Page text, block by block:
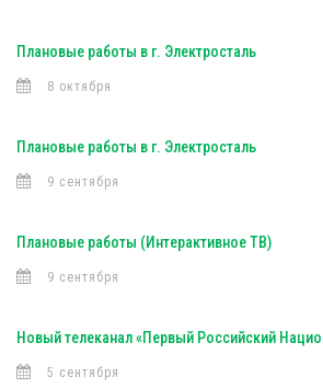
Плановые работы в г. Электросталь
8 октября
Плановые работы в г. Электросталь
9 сентября
Плановые работы (Интерактивное ТВ)
9 сентября
Новый телеканал «Первый Российский
5 сентября